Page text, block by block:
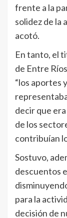
frente a la
solidez de la
acotó.
En tanto, el
de Entre
“los aportes
decir que
de los
contribuían
Sostuvo,
descuentos
para la
decisión de